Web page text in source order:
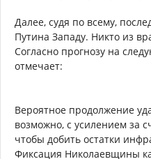
Далее, судя по всему,
Путина Западу. Никто из
Согласно прогнозу на
отмечает:
Вероятное продолжение
возможно, с усилением за
чтобы добить остатки
Фиксация Николаевщины